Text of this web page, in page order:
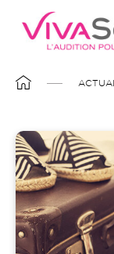
contenu
principal
D'ARIANE